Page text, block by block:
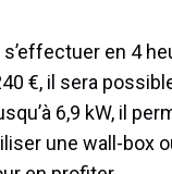
s’effectuer en 4
€, il sera
6,9 kW, il
une wall-box